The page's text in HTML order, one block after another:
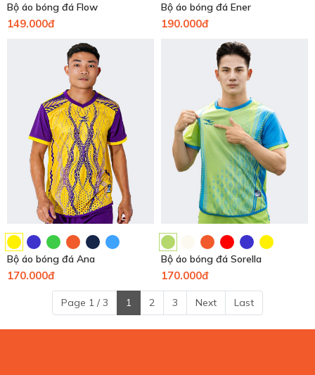
Bộ áo bóng đá Flow
149.000đ
Bộ áo bóng đá Ener
190.000đ
Bộ áo bóng đá Ana
170.000đ
Bộ áo bóng đá Sorella
170.000đ
Page 1 / 3 1 2 3 Next Last